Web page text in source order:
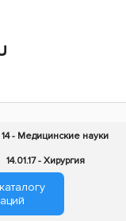
14 - Медицинские науки
14.01.17 - Хирургия